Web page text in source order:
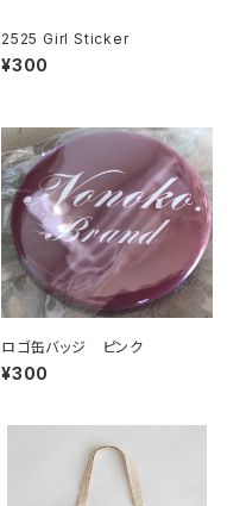
2525 Girl Sticker
¥300
ロゴ缶バッジ ピンク
¥300